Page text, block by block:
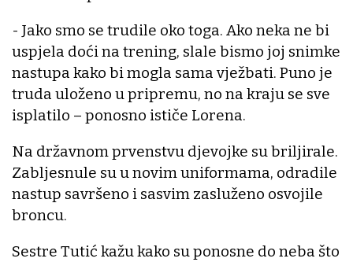
- Jako smo se trudile oko toga. Ako neka ne bi
uspjela doći na trening, slale bismo joj snimke
nastupa kako bi mogla sama vježbati. Puno je
truda uloženo u pripremu, no na kraju se sve
isplatilo – ponosno ističe Lorena.
Na državnom prvenstvu djevojke su briljirale.
Zabljesnule su u novim uniformama, odradile
nastup savršeno i sasvim zasluženo osvojile
broncu.
Sestre Tutić kažu kako su ponosne do neba što